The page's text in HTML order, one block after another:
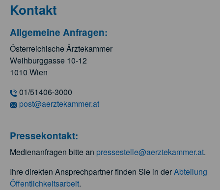
Kontakt
Allgemeine Anfragen:
Österreichische Ärztekammer
Weihburggasse 10-12
1010 Wien
01/51406-3000
post@aerztekammer.at
Pressekontakt:
Medienanfragen bitte an pressestelle@aerztekammer.at.
Ihre direkten Ansprechpartner finden Sie in derAbteilung
Öffentlichkeitsarbeit.